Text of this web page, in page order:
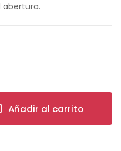
Añadir al carrito